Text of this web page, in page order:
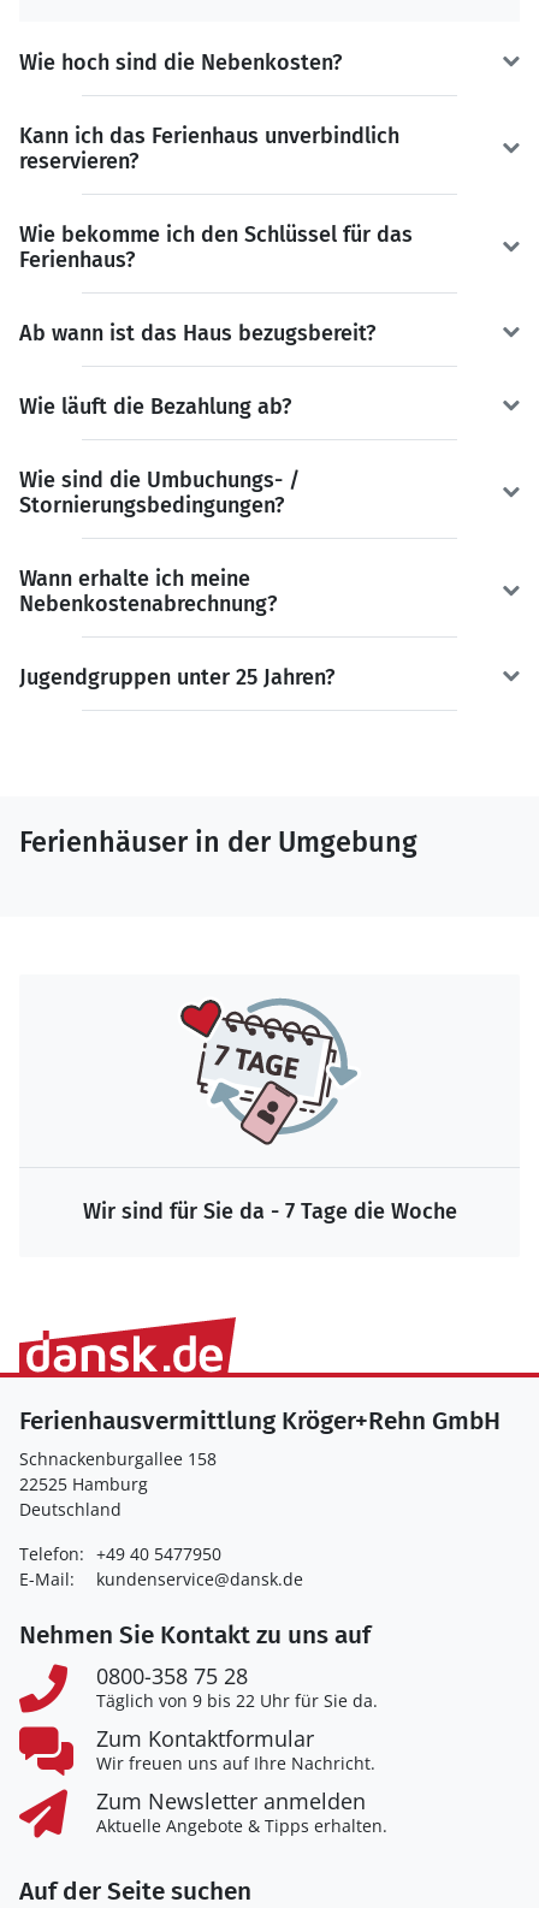
Wie hoch sind die Nebenkosten?
Kann ich das Ferienhaus unverbindlich
reservieren?
Wie bekomme ich den Schlüssel für das
Ferienhaus?
Ab wann ist das Haus bezugsbereit?
Wie läuft die Bezahlung ab?
Wie sind die Umbuchungs- /
Stornierungsbedingungen?
Wann erhalte ich meine
Nebenkostenabrechnung?
Jugendgruppen unter 25 Jahren?
Ferienhäuser in der Umgebung
Wir sind für Sie da - 7 Tage die Woche
Ferienhausvermittlung Kröger+Rehn GmbH
Schnackenburgallee 158
22525 Hamburg
Deutschland
Telefon: +49 40 5477950
E-Mail:
kundenservice@dansk.de
Nehmen Sie Kontakt zu uns auf
0800-358 75 28
Täglich von 9 bis 22 Uhr für Sie da.
Zum Kontaktformular
Wir freuen uns auf Ihre Nachricht.
Zum Newsletter anmelden
Aktuelle Angebote & Tipps erhalten.
Auf der Seite suchen